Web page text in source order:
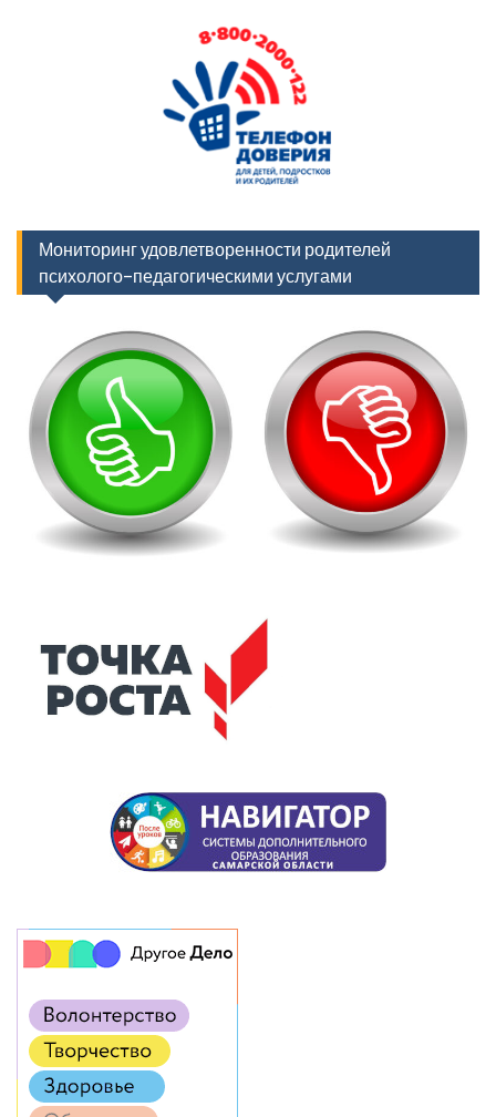
Мониторинг удовлетворенности родителей
психолого-педагогическими услугами